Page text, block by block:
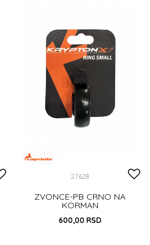
27628
ZVONCE-PB CRNO NA
KORMAN
600,00 RSD